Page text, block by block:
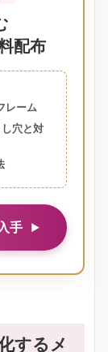
配布
レーム
穴と対
手
するメ